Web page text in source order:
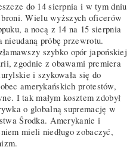
do 14 sierpnia i w tym dniu
Wielu wyższych oficerów
a nocą z 14 na 15 sierpnia
nieudaną próbę przewrotu.
szybko opór japońskiej
zgodnie z obawami premiera
i szykowała się do
amerykańskich protestów,
I tak małym kosztem zdobył
o globalną supremację w
Środka. Amerykanie i
mieli niedługo zobaczyć,